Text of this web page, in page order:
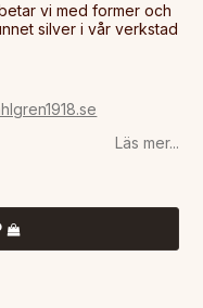
vi med former och
silver i vår verkstad
Läs mer...